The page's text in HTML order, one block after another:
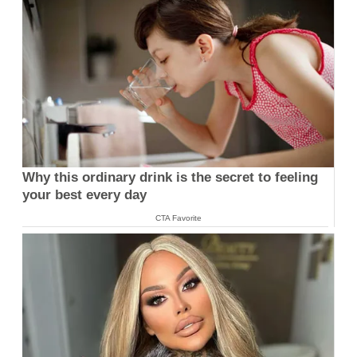
Why this ordinary drink is the secret to feeling
your best every day
CTA Favorite